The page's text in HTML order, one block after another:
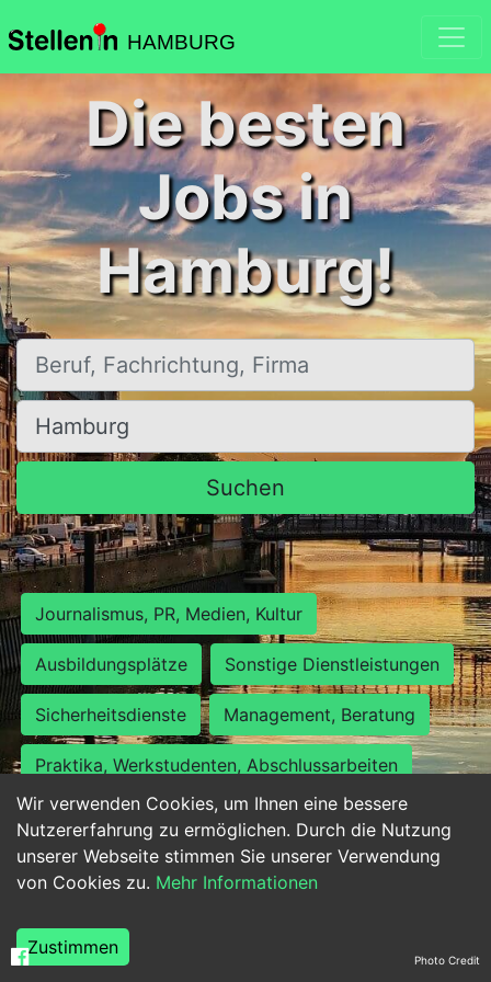
HAMBURG
Wir verwenden Cookies, um Ihnen eine bessere
Nutzererfahrung zu ermöglichen. Durch die Nutzung
unserer Webseite stimmen Sie unserer Verwendung
von Cookies zu. Mehr Informationen
Zustimmen
Die besten
Jobs in
Hamburg!
Beruf, Fachrichtung, Firma
Ort, Stadt
Suchen
Journalismus, PR, Medien, Kultur
Ausbildungsplätze Sonstige Dienstleistungen
Sicherheitsdienste Management, Beratung
Praktika, Werkstudenten, Abschlussarbeiten
Personalwesen Assistenz, Sekretariat
Hilfskräfte, Aushilfs- und Nebenjobs
Weiterbildung, Studium, duale Ausbildung Photo Credit